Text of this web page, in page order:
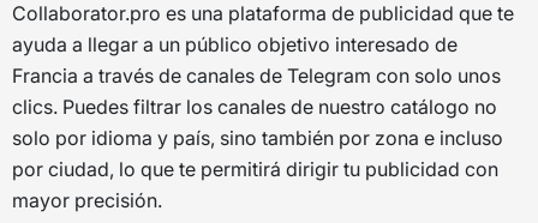
Collaborator.pro es una plataforma de publicidad que te
ayuda a llegar a un público objetivo interesado de
Francia a través de canales de Telegram con solo unos
clics. Puedes filtrar los canales de nuestro catálogo no
solo por idioma y país, sino también por zona e incluso
por ciudad, lo que te permitirá dirigir tu publicidad con
mayor precisión.